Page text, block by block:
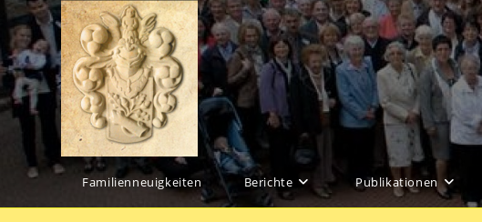
Familienneuigkeiten Berichte Publikationen